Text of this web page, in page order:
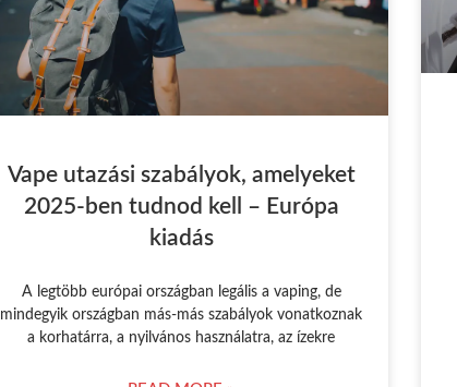
Vape utazási szabályok, amelyeket
2025-ben tudnod kell – Európa
kiadás
A legtöbb európai országban legális a vaping, de
mindegyik országban más-más szabályok vonatkoznak
a korhatárra, a nyilvános használatra, az ízekre